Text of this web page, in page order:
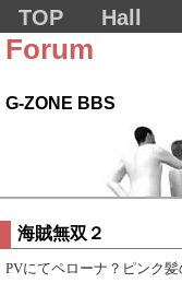
TOP Hall
Forum
G-ZONE BBS
海賊無双２
PVにてペローナ？ピンク